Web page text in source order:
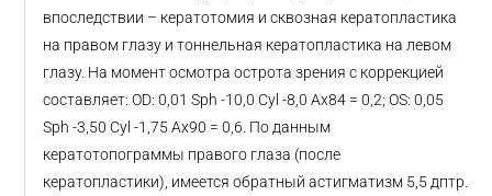
впоследствии – кератотомия и сквозная кератопластика
на правом глазу и тоннельная кератопластика на левом
глазу. На момент осмотра острота зрения с коррекцией
составляет: OD: 0,01 Sph -10,0 Сyl -8,0 Ax84 = 0,2; OS: 0,05
Sph -3,50 Cyl -1,75 Ax90 = 0,6. По данным
кератотопограммы правого глаза (после
кератопластики), имеется обратный астигматизм 5,5 дптр.